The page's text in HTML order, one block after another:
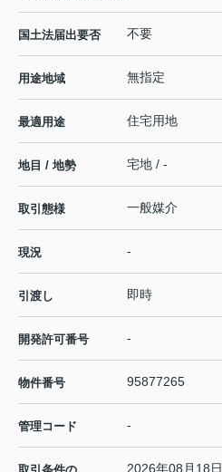
国土法届出要否 不要
用途地域 無指定
最適用途 住宅用地
地目 / 地勢 宅地 / -
取引態様 一般媒介
現況 -
引渡し 即時
開発許可番号 -
物件番号 95877265
管理コード -
2026年08月18日